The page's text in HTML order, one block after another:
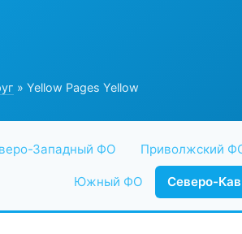
» Yellow Pages Yellow
Западный ФО Приволжский
Южный ФО Северо-